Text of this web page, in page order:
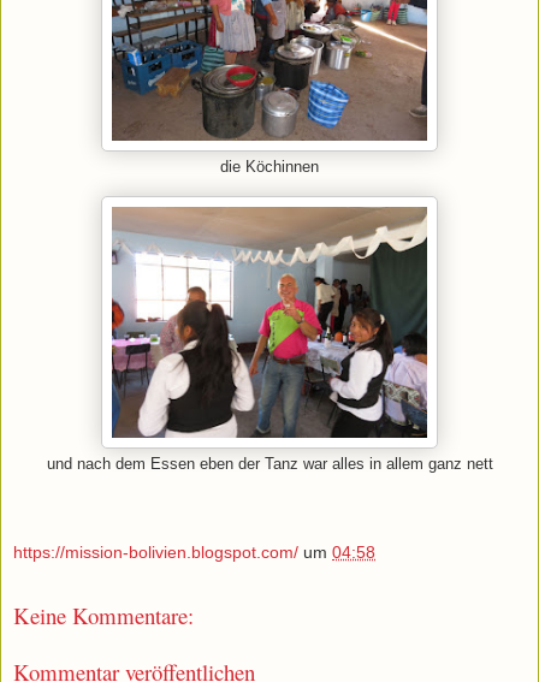
die Köchinnen
und nach dem Essen eben der Tanz war alles in allem ganz nett
https://mission-bolivien.blogspot.com/ um 04:58
Keine Kommentare:
Kommentar veröffentlichen